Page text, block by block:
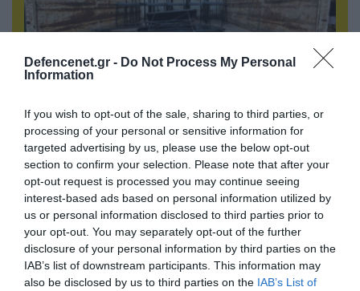
Defencenet.gr - Do Not Process My Personal
Information
If you wish to opt-out of the sale, sharing to third parties, or
processing of your personal or sensitive information for
targeted advertising by us, please use the below opt-out
section to confirm your selection. Please note that after your
opt-out request is processed you may continue seeing
interest-based ads based on personal information utilized by
us or personal information disclosed to third parties prior to
your opt-out. You may separately opt-out of the further
disclosure of your personal information by third parties on the
IAB’s list of downstream participants. This information may
also be disclosed by us to third parties on the IAB’s List of
06.08.2026 | 14:02
«Επιχείρηση ελεύθερα πεζοδρόμια» στην
Αθήνα: Απομακρύνθηκαν παράνομα
αντικείμενα από κοινόχρηστους χώρους